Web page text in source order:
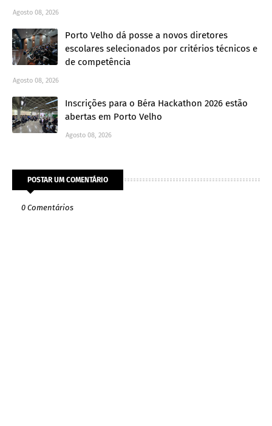
Agosto 08, 2026
Porto Velho dá posse a novos diretores
escolares selecionados por critérios técnicos e
de competência
Agosto 08, 2026
Inscrições para o Béra Hackathon 2026 estão
abertas em Porto Velho
Agosto 08, 2026
POSTAR UM COMENTÁRIO
0 Comentários